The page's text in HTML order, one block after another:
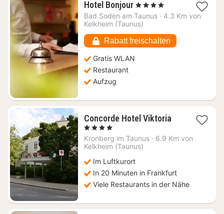
Hotel Bonjour1
Nacht
ab
€
, 4 Sterne
Bad Soden am Taunus · 4.3 Km von
Kelkheim (Taunus)
Rabatt freischalten
Gratis WLAN
Restaurant
Aufzug
Concorde Hotel Viktoria1
ab
, 4 Sterne
Kronberg im Taunus · 6.9 Km von
Kelkheim (Taunus)
Im Luftkurort
In 20 Minuten in Frankfurt
Viele Restaurants in der Nähe